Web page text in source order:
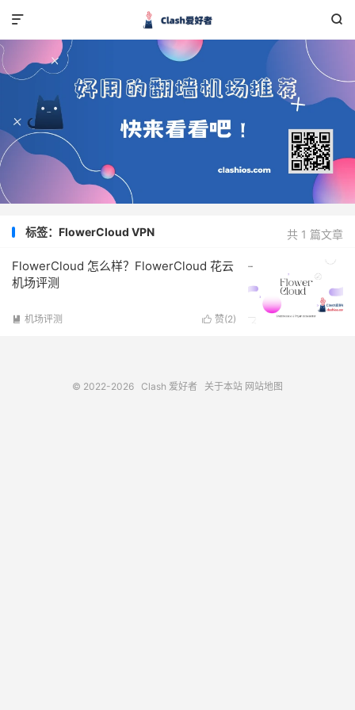


共 1 篇文章
标签：FlowerCloud VPN
FlowerCloud 怎么样？FlowerCloud 花云
机场评测
 赞(2)
 机场评测
© 2022-2026 Clash 爱好者 关于本站 网站地图